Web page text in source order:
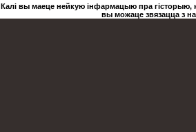
Калі вы маеце нейкую інфармацыю пра гісторыю,
вы можаце звязацца з